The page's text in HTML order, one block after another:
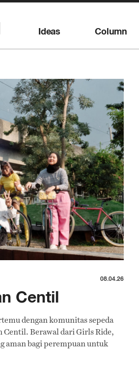
Ideas Column
08.04.26
Centil
dengan komunitas sepeda
Centil. Berawal dari Girls Ride,
aman bagi perempuan untuk